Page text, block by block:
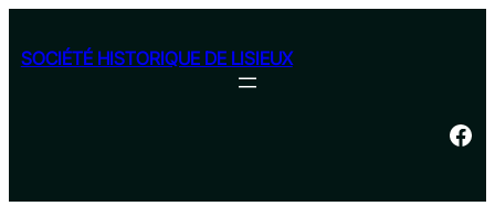
contenu
SOCIÉTÉ HISTORIQUE DE LISIEUX
Facebook